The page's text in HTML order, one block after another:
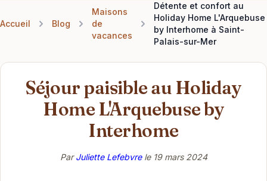
Accueil Blog
Maisons
de
vacances
Détente et confort au
Holiday Home L'Arquebuse
by Interhome à Saint-
Palais-sur-Mer
Séjour paisible au Holiday
Home L'Arquebuse by
Interhome
ParJuliette Lefebvrele 19 mars 2024